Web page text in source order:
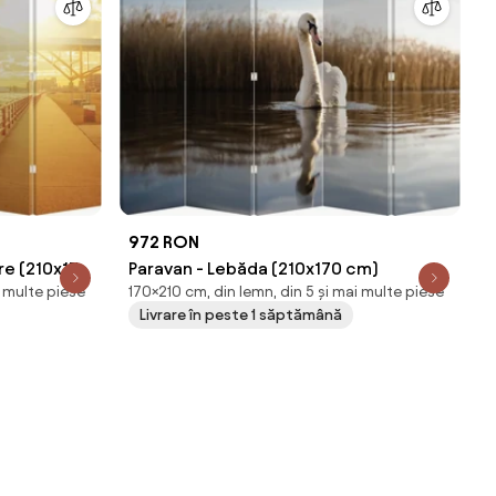
(210x170
multe piese
972 RON
Paravan - Lebăda (210x170 cm)
170×210 cm, din lemn, din 5 și mai multe piese
Livrare în peste 1 săptămână